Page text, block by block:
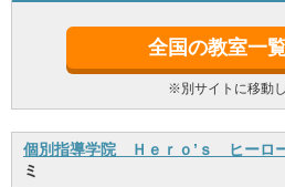
全国の教室一
※別サイトに移動し
個別指導学院 Ｈｅｒｏ’ｓ ヒーロ
ミ